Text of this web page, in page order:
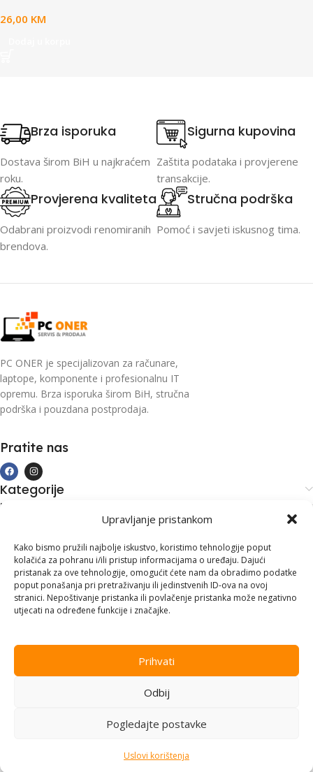
Upravljanje pristankom
Kako bismo pružili najbolje iskustvo, koristimo tehnologije poput
kolačića za pohranu i/ili pristup informacijama o uređaju. Dajući
pristanak za ove tehnologije, omogućit ćete nam da obradimo podatke
poput ponašanja pri pretraživanju ili jedinstvenih ID-ova na ovoj
stranici. Nepoštivanje pristanka ili povlačenje pristanka može negativno
utjecati na određene funkcije i značajke.
Prihvati
Odbij
Pogledajte postavke
Uslovi korištenja
26,00 KM
Brza isporuka
Dostava širom BiH u najkraćem
roku.
Sigurna kupovina
Zaštita podataka i provjerene
transakcije.
Provjerena kvaliteta
Odabrani proizvodi renomiranih
brendova.
Stručna podrška
Pomoć i savjeti iskusnog tima.
PC ONER je specijalizovan za računare,
laptope, komponente i profesionalnu IT
opremu. Brza isporuka širom BiH, stručna
podrška i pouzdana postprodaja.
Pratite nas
Kategorije
Kupovina i podrška
Kontakt informacije
Branilaca Bosne, 75 300 Lukavac
+387 35 555 999
info@pconer.ba
Vision.